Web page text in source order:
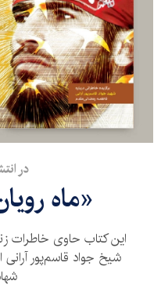
در
«ماه
این کتاب حاوی خاطرات
شیخ جواد قاسم‌پور